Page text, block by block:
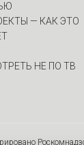
— КАК ЭТО
НЕ ПО ТВ